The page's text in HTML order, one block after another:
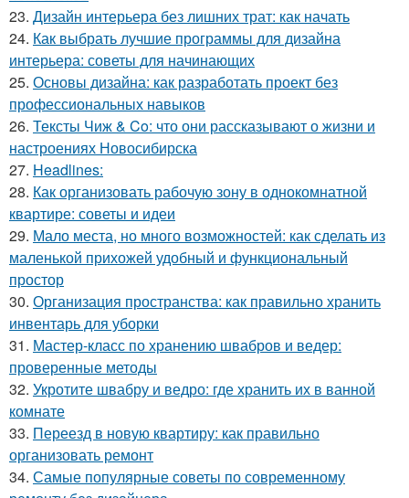
23. Дизайн интерьера без лишних трат: как начать
24. Как выбрать лучшие программы для дизайна
интерьера: советы для начинающих
25. Основы дизайна: как разработать проект без
профессиональных навыков
26. Тексты Чиж & Co: что они рассказывают о жизни и
настроениях Новосибирска
27. Headlines:
28. Как организовать рабочую зону в однокомнатной
квартире: советы и идеи
29. Мало места, но много возможностей: как сделать из
маленькой прихожей удобный и функциональный
простор
30. Организация пространства: как правильно хранить
инвентарь для уборки
31. Мастер-класс по хранению швабров и ведер:
проверенные методы
32. Укротите швабру и ведро: где хранить их в ванной
комнате
33. Переезд в новую квартиру: как правильно
организовать ремонт
34. Самые популярные советы по современному